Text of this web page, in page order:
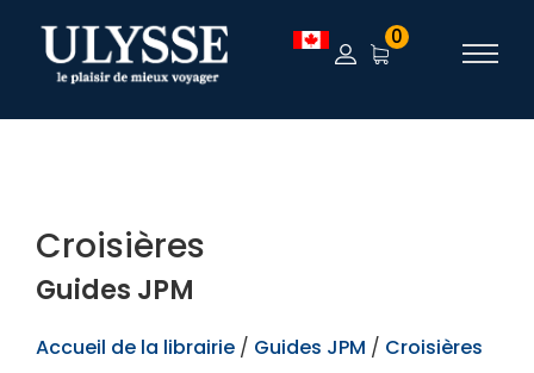
TEST 0
Croisières
Guides JPM
Accueil de la librairie / Guides JPM / Croisières